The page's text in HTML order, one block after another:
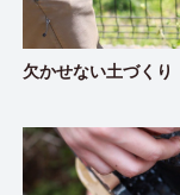
欠かせない土づくり